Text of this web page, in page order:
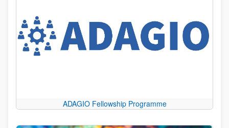
ADAGIO Fellowship Programme